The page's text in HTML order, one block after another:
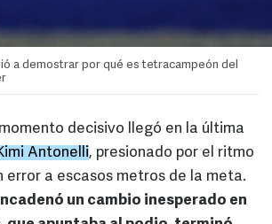
a demostrar por qué es tetracampeón del
decisivo llegó en la última
Antonelli, presionado por el ritmo
error a escasos metros de la meta.
un cambio inesperado en